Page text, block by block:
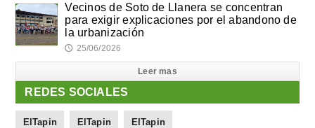
Vecinos de Soto de Llanera se concentran
para exigir explicaciones por el abandono de
la urbanización
🕔 25/06/2026
Leer mas
REDES SOCIALES
ElTapin ElTapin ElTapin